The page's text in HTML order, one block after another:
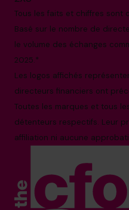
Tous les faits et chiffres sont
Basé sur le nombre de
le volume des échanges
2025.*
Les logos affichés
directeurs financiers ont
Toutes les marques et tous
détenteurs respectifs. Leur
affiliation ni aucune